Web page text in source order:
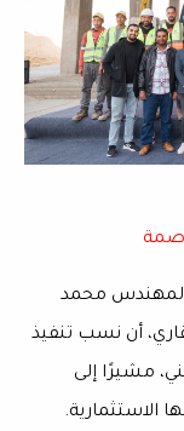
محمد
، أن نسب تنفيذ
مشيرًا إلى
الاستثمارية.